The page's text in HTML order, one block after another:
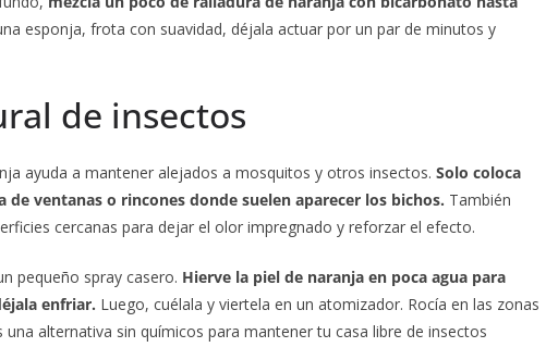
esponja, frota con suavidad, déjala actuar por un par de minutos y
de insectos
ayuda a mantener alejados a mosquitos y otros insectos. Solo coloca
de ventanas o rincones donde suelen aparecer los bichos. También
cercanas para dejar el olor impregnado y reforzar el efecto.
pequeño spray casero. Hierve la piel de naranja en poca agua para
enfriar. Luego, cuélala y viertela en un atomizador. Rocía en las zonas
alternativa sin químicos para mantener tu casa libre de insectos